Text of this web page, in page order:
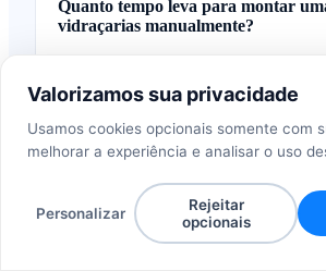
Quanto tempo leva para montar
vidraçarias manualmente?
pesquisadas, mas costuma levar horas
Google Maps e dos sites.
Como a Máquina de Leads ajuda a
vidraçarias?
Valorizamos sua privacidade
Usamos cookies opcionais somente com
melhorar a experiência e analisar o uso
Personalizar
Rejeitar
opcionais